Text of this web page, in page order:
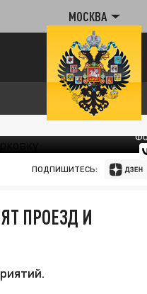
МОСКВА
ПОДПИШИТЕСЬ:
ПРОЕЗД И